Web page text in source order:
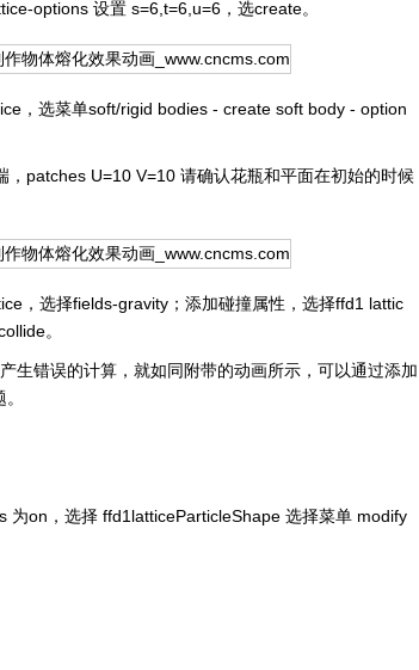
options 设置 s=6,t=6,u=6，选create。
，选菜单soft/rigid bodies - create soft body - option
patches U=10 V=10 请确认花瓶和平面在初始的时候
选择fields-gravity；添加碰撞属性，选择ffd1 lattic
。
错误的计算，就如同附带的动画所示，可以通过添加
on，选择 ffd1latticeParticleShape 选择菜单 modify